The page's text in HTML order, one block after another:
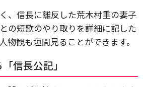
、信長に離反した荒木村重の妻子
の短歌のやり取りを詳細に記した
物観も垣間見ることができます。
信長公記」